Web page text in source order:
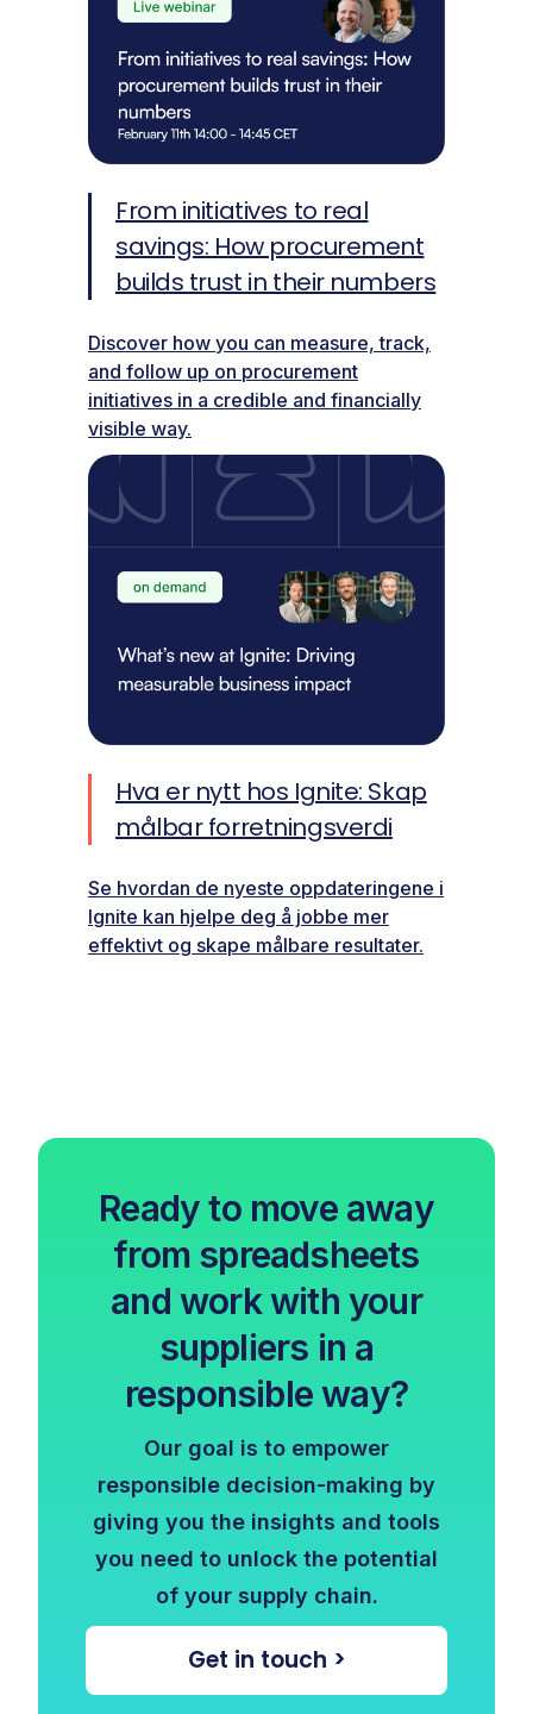
From initiatives to real
savings: How procurement
builds trust in their numbers
Discover how you can measure, track,
and follow up on procurement
initiatives in a credible and financially
visible way.
Hva er nytt hos Ignite: Skap
målbar forretningsverdi
Se hvordan de nyeste oppdateringene i
Ignite kan hjelpe deg å jobbe mer
effektivt og skape målbare resultater.
Ready to move away
from spreadsheets
and work with your
suppliers in a
responsible way?
Our goal is to empower
responsible decision-making by
giving you the insights and tools
you need to unlock the potential
of your supply chain.
Get in touch >